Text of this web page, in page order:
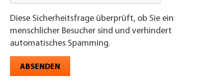
Diese Sicherheitsfrage überprüft, ob Sie ein
menschlicher Besucher sind und verhindert
automatisches Spamming.
ABSENDEN